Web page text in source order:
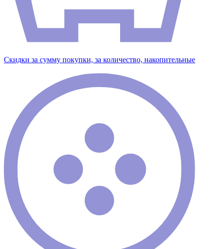
Скидки за сумму покупки, за количество, накопительные